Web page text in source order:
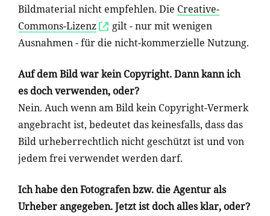
Bildmaterial nicht empfehlen. Die Creative-
Commons-Lizenz
gilt - nur mit wenigen
Ausnahmen - für die nicht-kommerzielle Nutzung.
Auf dem Bild war kein Copyright. Dann kann ich
es doch verwenden, oder?
Nein. Auch wenn am Bild kein Copyright-Vermerk
angebracht ist, bedeutet das keinesfalls, dass das
Bild urheberrechtlich nicht geschützt ist und von
jedem frei verwendet werden darf.
Ich habe den Fotografen bzw. die Agentur als
Urheber angegeben. Jetzt ist doch alles klar, oder?